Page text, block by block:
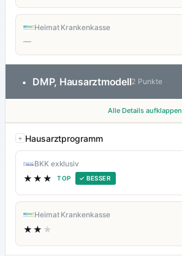
Heimat Krankenkasse
—
• DMP, Hausarztmodell2 Punkte
Alle Details aufklappen
Hausarztprogramm
BKK exklusiv
★★★ TOP ✓ BESSER
Heimat Krankenkasse
★★ ★